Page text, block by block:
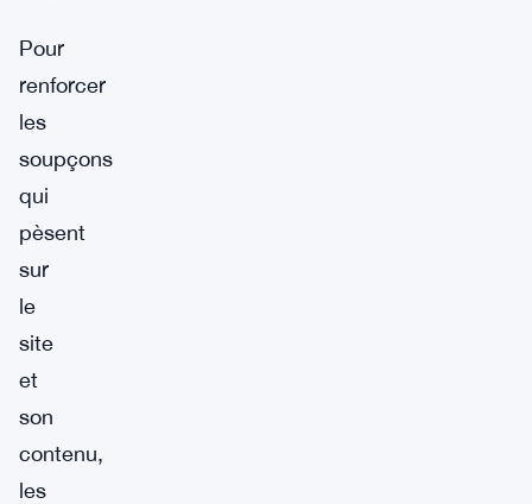
Pour
renforcer
les
soupçons
qui
pèsent
sur
le
site
et
son
contenu,
les